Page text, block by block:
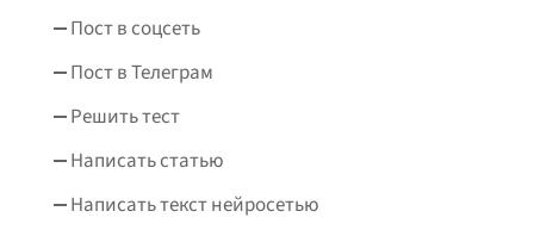
Пост в соцсеть
Пост в Телеграм
Решить тест
Написать статью
Написать текст нейросетью